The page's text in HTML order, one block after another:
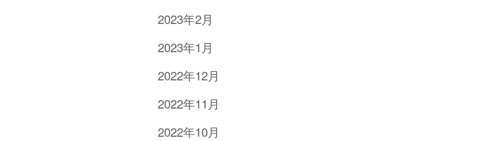
2023年2月
2023年1月
2022年12月
2022年11月
2022年10月